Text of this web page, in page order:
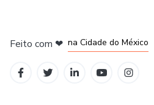
Feito com ❤ na Cidade do México